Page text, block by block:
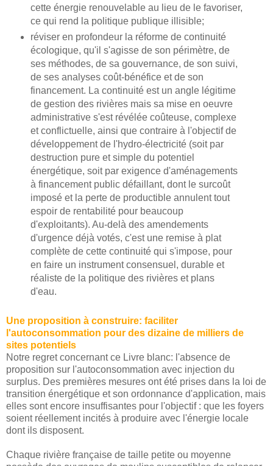
cette énergie renouvelable au lieu de le favoriser,
ce qui rend la politique publique illisible;
réviser en profondeur la réforme de continuité
écologique, qu'il s'agisse de son périmètre, de
ses méthodes, de sa gouvernance, de son suivi,
de ses analyses coût-bénéfice et de son
financement. La continuité est un angle légitime
de gestion des rivières mais sa mise en oeuvre
administrative s'est révélée coûteuse, complexe
et conflictuelle, ainsi que contraire à l'objectif de
développement de l'hydro-électricité (soit par
destruction pure et simple du potentiel
énergétique, soit par exigence d'aménagements
à financement public défaillant, dont le surcoût
imposé et la perte de productible annulent tout
espoir de rentabilité pour beaucoup
d'exploitants). Au-delà des amendements
d'urgence déjà votés, c'est une remise à plat
complète de cette continuité qui s'impose, pour
en faire un instrument consensuel, durable et
réaliste de la politique des rivières et plans
d'eau.
Une proposition à construire: faciliter
l'autoconsommation pour des dizaine de milliers de
sites potentiels
Notre regret concernant ce Livre blanc: l'absence de
proposition sur l'autoconsommation avec injection du
surplus. Des premières mesures ont été prises dans la loi de
transition énergétique et son ordonnance d'application, mais
elles sont encore insuffisantes pour l'objectif : que les foyers
soient réellement incités à produire avec l'énergie locale
dont ils disposent.
Chaque rivière française de taille petite ou moyenne